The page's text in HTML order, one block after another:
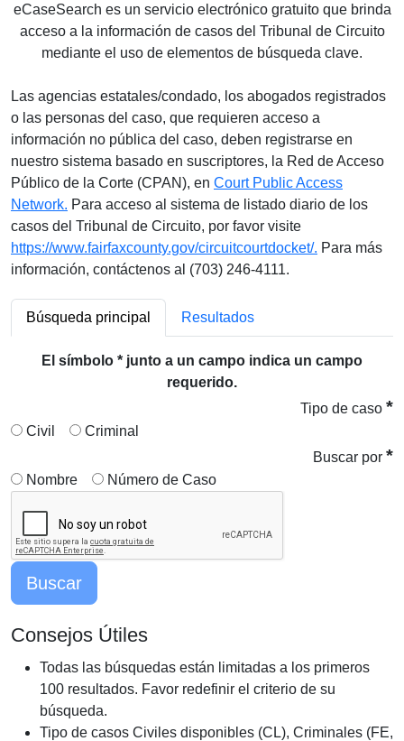
eCaseSearch es un servicio electrónico gratuito que brinda
acceso a la información de casos del Tribunal de Circuito
mediante el uso de elementos de búsqueda clave.
Las agencias estatales/condado, los abogados registrados
o las personas del caso, que requieren acceso a
información no pública del caso, deben registrarse en
nuestro sistema basado en suscriptores, la Red de Acceso
Público de la Corte (CPAN), en Court Public Access
Network. Para acceso al sistema de listado diario de los
casos del Tribunal de Circuito, por favor visite
https://www.fairfaxcounty.gov/circuitcourtdocket/. Para más
información, contáctenos al (703) 246-4111.
Búsqueda principal Resultados
El símbolo * junto a un campo indica un campo
requerido.
Tipo de caso *
Civil
Criminal
Buscar por *
Nombre Número de Caso
Consejos Útiles
Todas las búsquedas están limitadas a los primeros
100 resultados. Favor redefinir el criterio de su
búsqueda.
Tipo de casos Civiles disponibles (CL), Criminales (FE,